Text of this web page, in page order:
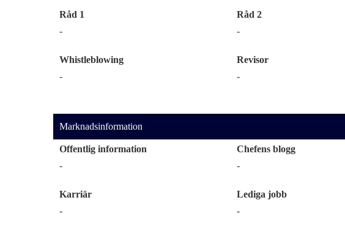
Råd 1
-
Råd 2
-
Whistleblowing
-
Revisor
-
Marknadsinformation
Offentlig information
-
Chefens blogg
-
Karriär
-
Lediga jobb
-